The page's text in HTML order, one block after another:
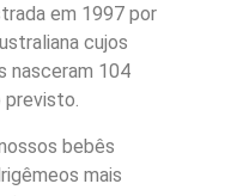
em 1997 por
cujos
nasceram 104
previsto.
bebês
mais